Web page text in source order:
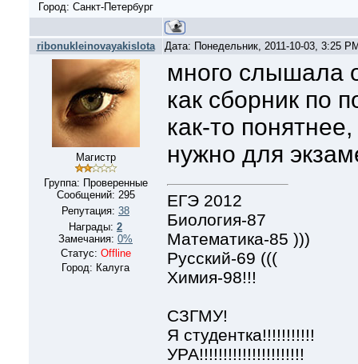
Город: Санкт-Петербург
ribonukleinovayakislota Дата: Понедельник, 2011-10-03, 3:25
Магистр
Группа: Проверенные
Сообщений: 295
Репутация: 38
Награды: 2
Замечания: 0%
Статус: Offline
Город: Калуга
много слышала
как сборник по
как-то
нужно для
ЕГЭ 2012
Биология-87
Математика-85 )))
Русский-69 (((
Химия-98!!!
СЗГМУ!
Я студентка!!!!!!!!!!!
УРА!!!!!!!!!!!!!!!!!!!!!!